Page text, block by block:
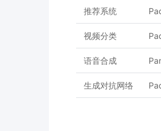
推荐系统
视频分类
语音合成
生成对抗网络